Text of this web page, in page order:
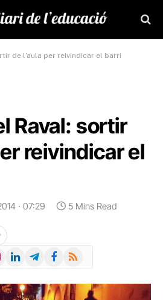
de l’aula per reivindicar el barri
Raval: sortir
reivindicar el
· 07:29 5 Mins Read
LinkedInTelegramFacebook
RSS